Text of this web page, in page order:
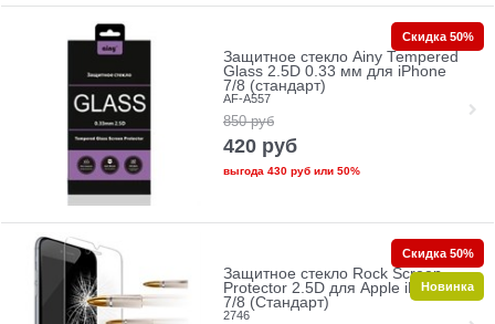
Защитное стекло Ainy Tempered
Glass 2.5D 0.33 мм для iPhone
7/8 (стандарт)
AF-A557
850 руб
420 руб
выгода 430 рубили 50%
Скидка 50%
Защитное стекло Rock Screen
Protector 2.5D для Apple iPhone
7/8 (Стандарт)
2746
Скидка 50%
Новинка